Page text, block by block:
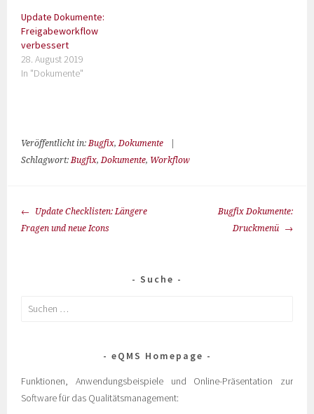
Update Dokumente:
Freigabeworkflow
verbessert
28. August 2019
In "Dokumente"
Veröffentlicht in:Bugfix,Dokumente
Schlagwort:Bugfix,Dokumente, Workflow
Update Checklisten: Längere
Fragen und neue Icons
Bugfix Dokumente:
Druckmenü
Suche
eQMS Homepage
Funktionen, Anwendungsbeispiele und Online-Präsentation zur
Software für das Qualitätsmanagement: